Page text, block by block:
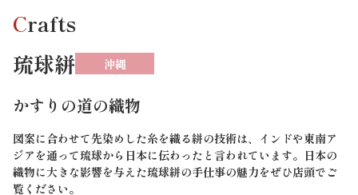
Crafts
琉球絣
沖縄
かすりの道の織物
図案に合わせて先染めした糸を織る絣の技術は、インドや東南ア
ジアを通って琉球から日本に伝わったと言われています。日本の
織物に大きな影響を与えた琉球絣の手仕事の魅力をぜひ店頭でご
覧ください。